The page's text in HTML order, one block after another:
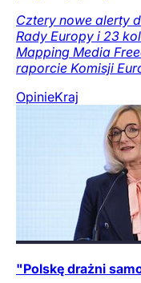
Cztery nowe alerty
Rady Europy i 23
Mapping Media
raporcie Komisji
OpinieKraj
"Polskę drażni